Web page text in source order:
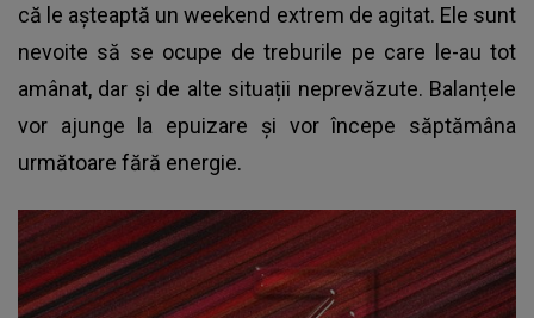
că le așteaptă un weekend extrem de agitat. Ele sunt
nevoite să se ocupe de treburile pe care le-au tot
amânat, dar și de alte situații neprevăzute. Balanțele
vor ajunge la epuizare și vor începe săptămâna
următoare fără energie.